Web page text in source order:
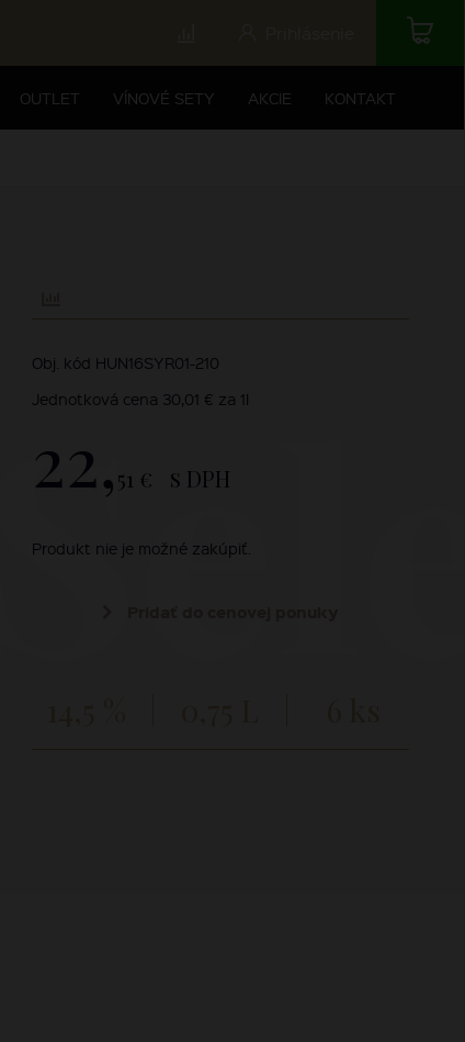
OUTLET VÍNOVÉ SETY AKCIE KONTAKT
Obj. kód HUN16SYR01-210
Jednotková cena 30,01 € za 1l
22,51 € s DPH
Produkt nie je možné zakúpiť.